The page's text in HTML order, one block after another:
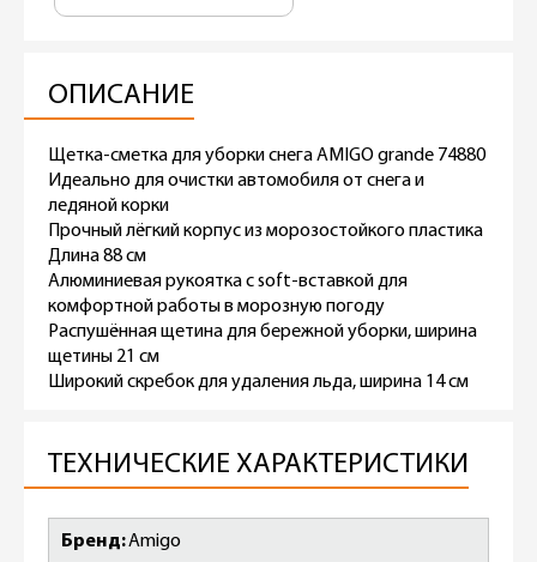
ОПИСАНИЕ
Щетка-сметка для уборки снега AMIGO grande 74880
Идеально для очистки автомобиля от снега и
ледяной корки
Прочный лёгкий корпус из морозостойкого пластика
Длина 88 см
Алюминиевая рукоятка с soft-вставкой для
комфортной работы в морозную погоду
Распушённая щетина для бережной уборки, ширина
щетины 21 см
Широкий скребок для удаления льда, ширина 14 см
ТЕХНИЧЕСКИЕ ХАРАКТЕРИСТИКИ
БрендAmigo